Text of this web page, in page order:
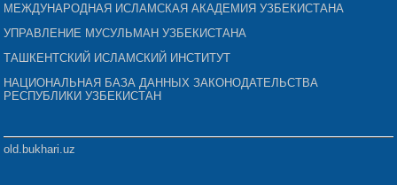
МЕЖДУНАРОДНАЯ ИСЛАМСКАЯ АКАДЕМИЯ УЗБЕКИСТАНА
УПРАВЛЕНИЕ МУСУЛЬМАН УЗБЕКИСТАНА
ТАШКЕНТСКИЙ ИСЛАМСКИЙ ИНСТИТУТ
НАЦИОНАЛЬНАЯ БАЗА ДАННЫХ ЗАКОНОДАТЕЛЬСТВА
РЕСПУБЛИКИ УЗБЕКИСТАН
old.bukhari.uz